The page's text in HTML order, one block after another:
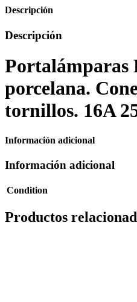
Descripción
Descripción
Portalámparas
porcelana.
tornillos. 16A
Información adicional
Información adicional
Condition
Productos